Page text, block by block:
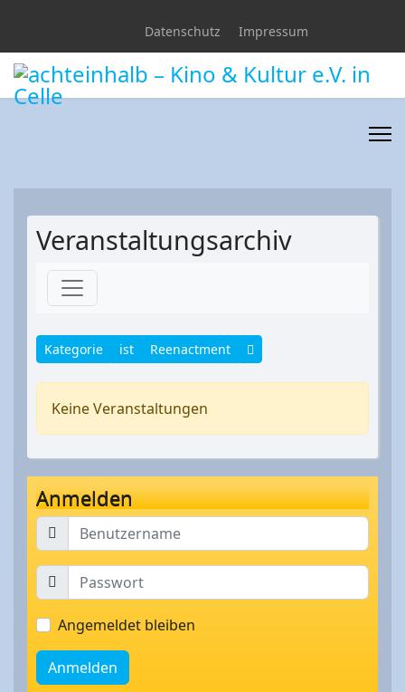
Impressum
Datenschutz
Veranstaltungsarchiv
Kategorie ist Reenactment
Keine Veranstaltungen
Anmelden
Angemeldet bleiben
Anmelden